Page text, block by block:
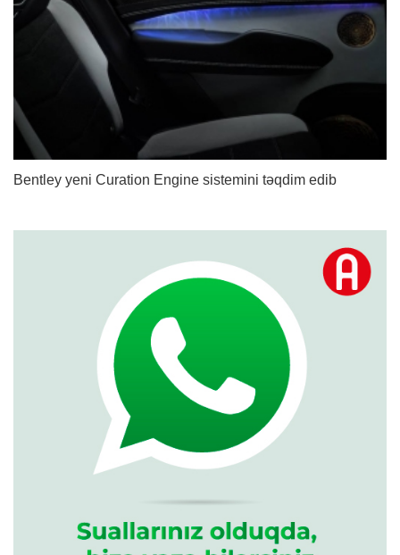
Bentley yeni Curation Engine sistemini təqdim edib